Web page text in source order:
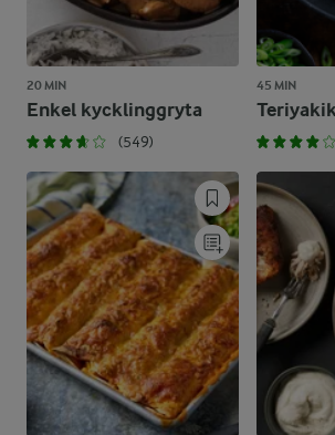
20 MIN
Enkel kycklinggryta
(549)
45 MIN